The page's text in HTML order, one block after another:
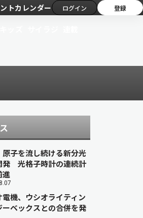
トカレンダー ログイン 登録
原子を流し続ける新分光
発 光格子時計の連続計
進
電機、ウシオライティン
ーベックスとの合併を発